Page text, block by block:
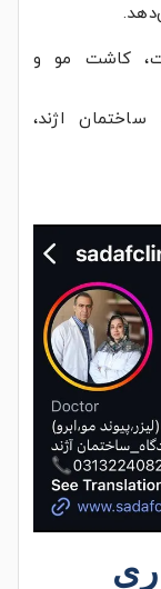
کاشت مو و
اژند،